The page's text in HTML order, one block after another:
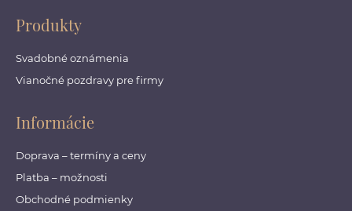
Produkty
Svadobné oznámenia
Vianočné pozdravy pre firmy
Informácie
Doprava – termíny a ceny
Platba – možnosti
Obchodné podmienky